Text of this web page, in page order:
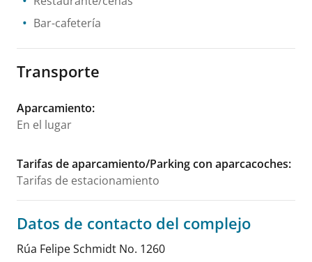
Bar-cafetería
Transporte
Aparcamiento:
En el lugar
Tarifas de aparcamiento/Parking con aparcacoches:
Tarifas de estacionamiento
Datos de contacto del complejo
Rúa Felipe Schmidt No. 1260